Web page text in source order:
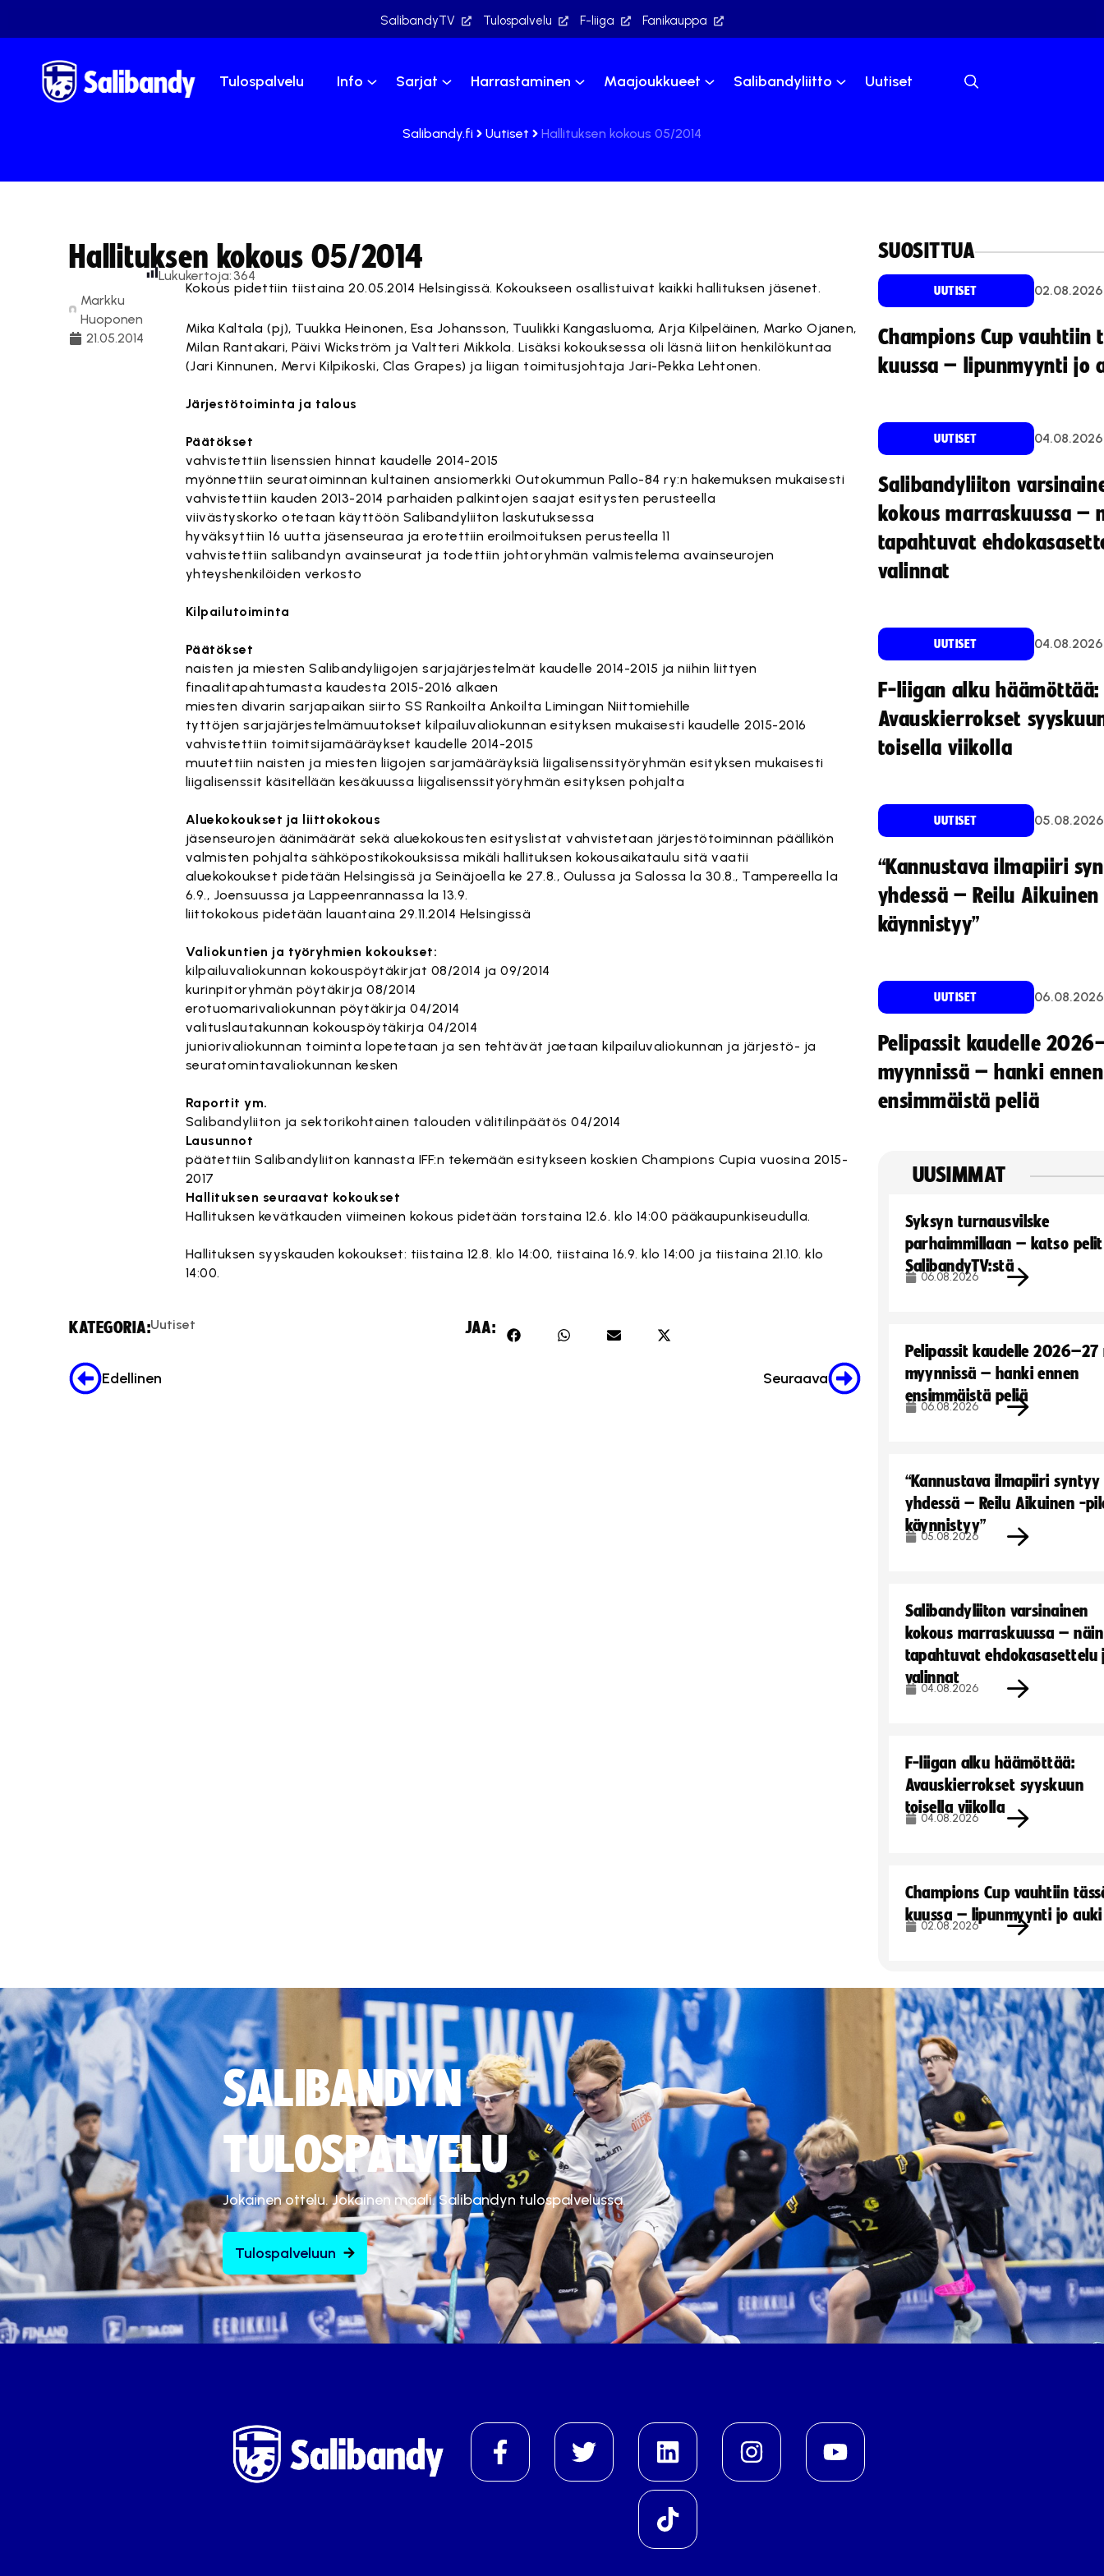
SalibandyTV Tulospalvelu F-liiga Fanikauppa
Tulospalvelu Info Sarjat Harrastaminen Maajoukkueet Salibandyliitto Uutiset
Salibandy.fi Uutiset Hallituksen kokous 05/2014
Hallituksen kokous 05/2014
Markku
Huoponen
21.05.2014
Lukukertoja: 364
Kokous pidettiin tiistaina 20.05.2014 Helsingissä. Kokoukseen osallistuivat kaikki hallituksen jäsenet.
Mika Kaltala (pj), Tuukka Heinonen, Esa Johansson, Tuulikki Kangasluoma, Arja Kilpeläinen, Marko Ojanen,
Milan Rantakari, Päivi Wickström ja Valtteri Mikkola. Lisäksi kokouksessa oli läsnä liiton henkilökuntaa
(Jari Kinnunen, Mervi Kilpikoski, Clas Grapes) ja liigan toimitusjohtaja Jari-Pekka Lehtonen.
Järjestötoiminta ja talous
Päätökset
vahvistettiin lisenssien hinnat kaudelle 2014-2015
myönnettiin seuratoiminnan kultainen ansiomerkki Outokummun Pallo-84 ry:n hakemuksen mukaisesti
vahvistettiin kauden 2013-2014 parhaiden palkintojen saajat esitysten perusteella
viivästyskorko otetaan käyttöön Salibandyliiton laskutuksessa
hyväksyttiin 16 uutta jäsenseuraa ja erotettiin eroilmoituksen perusteella 11
vahvistettiin salibandyn avainseurat ja todettiin johtoryhmän valmistelema avainseurojen
yhteyshenkilöiden verkosto
Kilpailutoiminta
Päätökset
naisten ja miesten Salibandyliigojen sarjajärjestelmät kaudelle 2014-2015 ja niihin liittyen
finaalitapahtumasta kaudesta 2015-2016 alkaen
miesten divarin sarjapaikan siirto SS Rankoilta Ankoilta Limingan Niittomiehille
tyttöjen sarjajärjestelmämuutokset kilpailuvaliokunnan esityksen mukaisesti kaudelle 2015-2016
vahvistettiin toimitsijamääräykset kaudelle 2014-2015
muutettiin naisten ja miesten liigojen sarjamääräyksiä liigalisenssityöryhmän esityksen mukaisesti
liigalisenssit käsitellään kesäkuussa liigalisenssityöryhmän esityksen pohjalta
Aluekokoukset ja liittokokous
jäsenseurojen äänimäärät sekä aluekokousten esityslistat vahvistetaan järjestötoiminnan päällikön
valmisten pohjalta sähköpostikokouksissa mikäli hallituksen kokousaikataulu sitä vaatii
aluekokoukset pidetään Helsingissä ja Seinäjoella ke 27.8., Oulussa ja Salossa la 30.8., Tampereella la
6.9., Joensuussa ja Lappeenrannassa la 13.9.
liittokokous pidetään lauantaina 29.11.2014 Helsingissä
Valiokuntien ja työryhmien kokoukset:
kilpailuvaliokunnan kokouspöytäkirjat 08/2014 ja 09/2014
kurinpitoryhmän pöytäkirja 08/2014
erotuomarivaliokunnan pöytäkirja 04/2014
valituslautakunnan kokouspöytäkirja 04/2014
juniorivaliokunnan toiminta lopetetaan ja sen tehtävät jaetaan kilpailuvaliokunnan ja järjestö- ja
seuratomintavaliokunnan kesken
Raportit ym.
Salibandyliiton ja sektorikohtainen talouden välitilinpäätös 04/2014
Lausunnot
päätettiin Salibandyliiton kannasta IFF:n tekemään esitykseen koskien Champions Cupia vuosina 2015-
2017
Hallituksen seuraavat kokoukset
Hallituksen kevätkauden viimeinen kokous pidetään torstaina 12.6. klo 14:00 pääkaupunkiseudulla.
Hallituksen syyskauden kokoukset: tiistaina 12.8. klo 14:00, tiistaina 16.9. klo 14:00 ja tiistaina 21.10. klo
14:00.
KATEGORIA:Uutiset JAA:
Edellinen Seuraava
SUOSITTUA
UUTISET 02.08.2026
Champions Cup vauhtiin
kuussa – lipunmyynti jo
UUTISET 04.08.2026
Salibandyliiton
kokous marraskuussa –
tapahtuvat
valinnat
UUTISET 04.08.2026
F-liigan alku häämöttää:
Avauskierrokset
toisella viikolla
UUTISET 05.08.2026
“Kannustava ilmapiiri
yhdessä – Reilu
käynnistyy”
UUTISET 06.08.2026
Pelipassit kaudelle
myynnissä – hanki ennen
ensimmäistä peliä
UUSIMMAT
Syksyn turnausvilske
parhaimmillaan – katso pelit
SalibandyTV:stä
06.08.2026
Pelipassit kaudelle
myynnissä – hanki ennen
ensimmäistä peliä
06.08.2026
“Kannustava ilmapiiri syntyy
yhdessä – Reilu Aikuinen -
käynnistyy”
05.08.2026
Salibandyliiton varsinainen
kokous marraskuussa – näin
tapahtuvat ehdokasasettelu
valinnat
04.08.2026
F-liigan alku häämöttää:
Avauskierrokset syyskuun
toisella viikolla
04.08.2026
Champions Cup vauhtiin
kuussa – lipunmyynti jo auki
02.08.2026
SALIBANDYN
TULOSPALVELU
Jokainen ottelu. Jokainen maali. Salibandyn tulospalvelussa.
Tulospalveluun